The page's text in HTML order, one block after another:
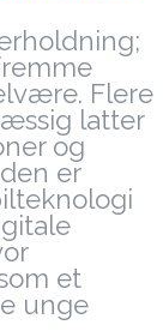
Flere
latter
og
er
et
unge